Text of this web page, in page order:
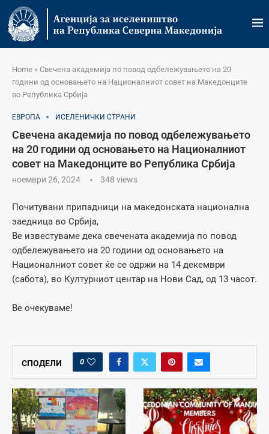
Home » Свечена академија по повод одбележувањето на 20
години од основањето на Националниот совет на Македонците
во Република Србија
ЕВРОПА ИСЕЛЕНИЧКИ СТРАНИ
Свечена академија по повод одбележувањето
на 20 години од основањето на Националниот
совет на Македонците во Република Србија
ноември 26, 2024 348 views
Почитувани припадници на македонската национална
заедница во Србија,
Ве известуваме дека свечената академија по повод
одбележувањето на 20 години од основањето на
Националниот совет ќе се одржи на 14 декември
(сабота), во Културниот центар на Нови Сад, од 13 часот.
Ве очекуваме!
СПОДЕЛИ 0